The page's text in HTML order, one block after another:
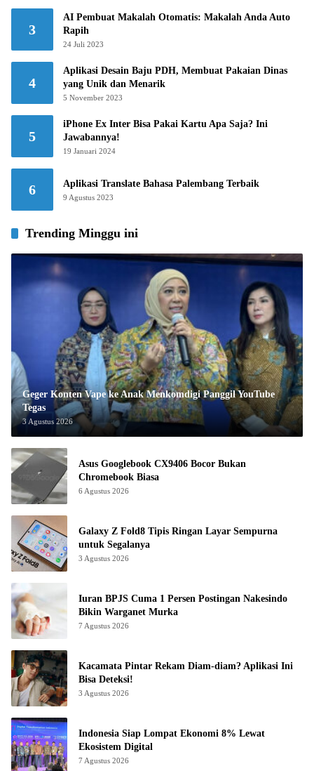
3
AI Pembuat Makalah Otomatis: Makalah Anda Auto
Rapih
24 Juli 2023
4
Aplikasi Desain Baju PDH, Membuat Pakaian Dinas
yang Unik dan Menarik
5 November 2023
5
iPhone Ex Inter Bisa Pakai Kartu Apa Saja? Ini
Jawabannya!
19 Januari 2024
6 Aplikasi Translate Bahasa Palembang Terbaik
9 Agustus 2023
Trending Minggu ini
Geger Konten Vape ke Anak Menkomdigi Panggil YouTube
Tegas
3 Agustus 2026
Asus Googlebook CX9406 Bocor Bukan
Chromebook Biasa
6 Agustus 2026
Galaxy Z Fold8 Tipis Ringan Layar Sempurna
untuk Segalanya
3 Agustus 2026
Iuran BPJS Cuma 1 Persen Postingan Nakesindo
Bikin Warganet Murka
7 Agustus 2026
Kacamata Pintar Rekam Diam-diam? Aplikasi Ini
Bisa Deteksi!
3 Agustus 2026
Indonesia Siap Lompat Ekonomi 8% Lewat
Ekosistem Digital
7 Agustus 2026